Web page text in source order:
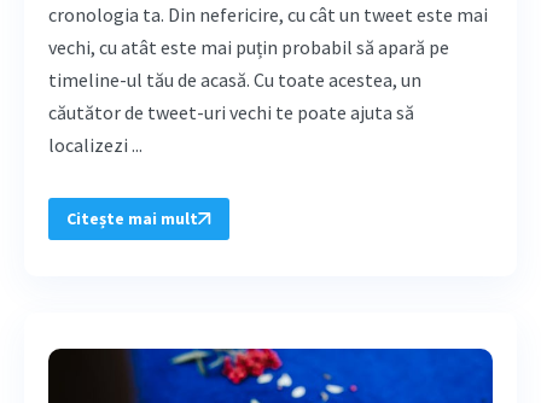
cronologia ta. Din nefericire, cu cât un tweet este mai
vechi, cu atât este mai puțin probabil să apară pe
timeline-ul tău de acasă. Cu toate acestea, un
căutător de tweet-uri vechi te poate ajuta să
localizezi ...
Citește mai mult